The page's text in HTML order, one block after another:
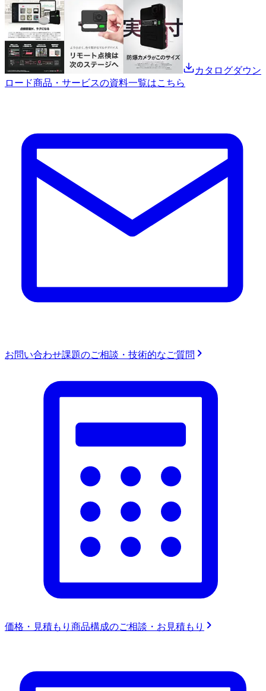
カタログダウン
ロード商品・サービスの資料一覧はこちら
お問い合わせ課題のご相談・技術的なご質問
価格・見積もり 商品構成のご相談・お見積もり